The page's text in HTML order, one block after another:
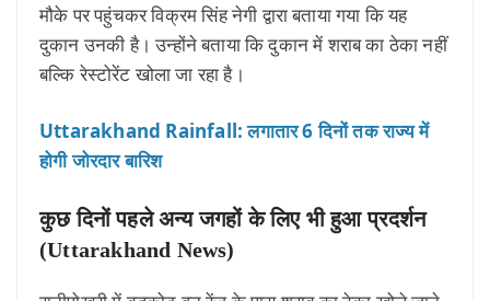
मौके पर पहुंचकर विक्रम सिंह नेगी द्वारा बताया गया कि यह
दुकान उनकी है। उन्होंने बताया कि दुकान में शराब का ठेका नहीं
बल्कि रेस्टोरेंट खोला जा रहा है।
Uttarakhand Rainfall: लगातार 6 दिनों तक राज्य में
होगी जोरदार बारिश
कुछ दिनों पहले अन्य जगहों के लिए भी हुआ प्रदर्शन
(Uttarakhand News)